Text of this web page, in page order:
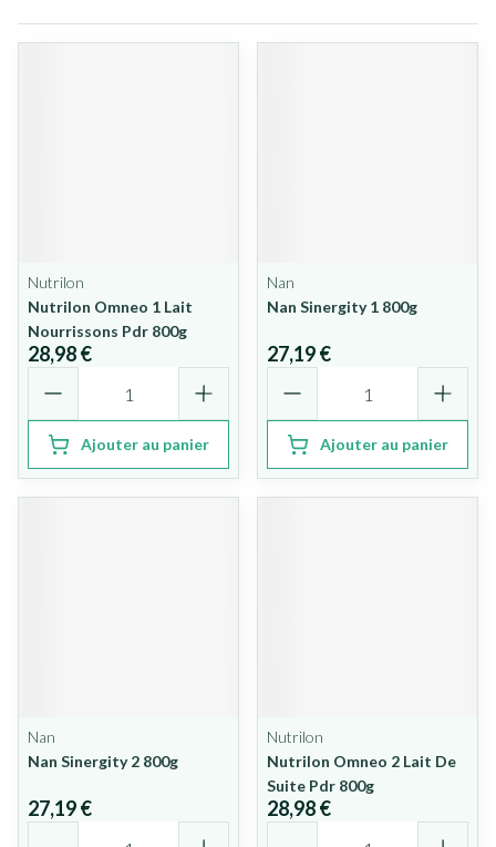
Nutrilon
Nutrilon Omneo 1 Lait
Nourrissons Pdr 800g
28,98 €
Ajouter au panier
Nan
Nan Sinergity 1 800g
27,19 €
Ajouter au panier
Nan
Nan Sinergity 2 800g
27,19 €
Nutrilon
Nutrilon Omneo 2 Lait De
Suite Pdr 800g
28,98 €